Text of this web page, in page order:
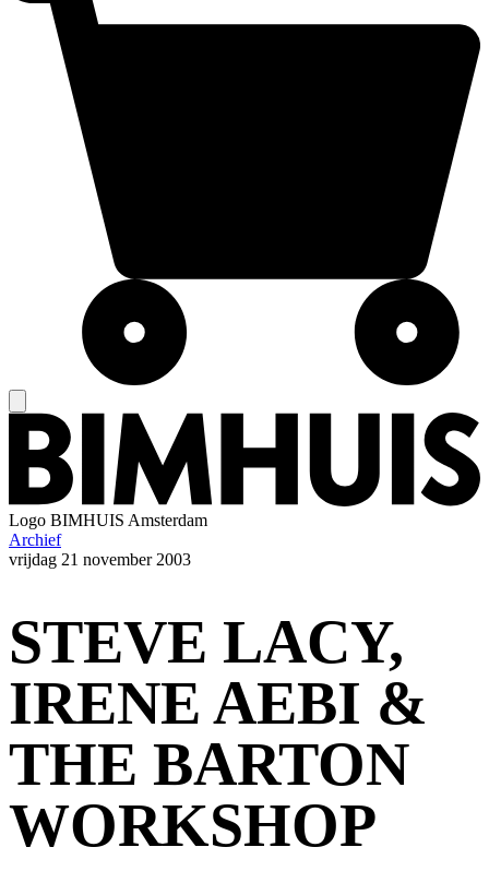
Logo BIMHUIS Amsterdam
Archief
vrijdag 21 november 2003
STEVE LACY,
IRENE AEBI &
THE BARTON
WORKSHOP